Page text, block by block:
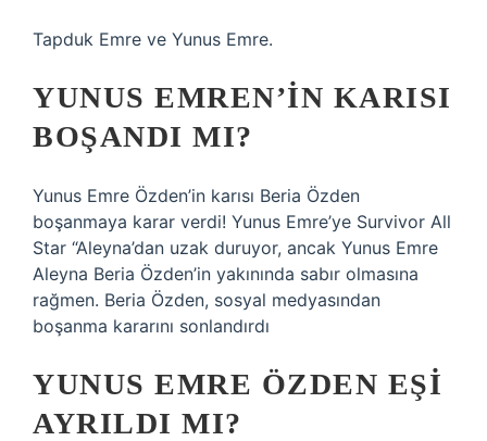
Tapduk Emre ve Yunus Emre.
YUNUS EMREN’IN KARISI
BOŞANDI MI?
Yunus Emre Özden’in karısı Beria Özden
boşanmaya karar verdi! Yunus Emre’ye Survivor All
Star “Aleyna’dan uzak duruyor, ancak Yunus Emre
Aleyna Beria Özden’in yakınında sabır olmasına
rağmen. Beria Özden, sosyal medyasından
boşanma kararını sonlandırdı
YUNUS EMRE ÖZDEN EŞI
AYRILDI MI?